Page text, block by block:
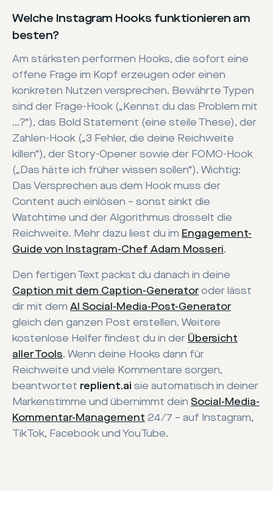
Welche Instagram Hooks funktionieren am
besten?
Am stärksten performen Hooks, die sofort eine
offene Frage im Kopf erzeugen oder einen
konkreten Nutzen versprechen. Bewährte Typen
sind der Frage-Hook („Kennst du das Problem mit
…?“), das Bold Statement (eine steile These), der
Zahlen-Hook („3 Fehler, die deine Reichweite
killen“), der Story-Opener sowie der FOMO-Hook
(„Das hätte ich früher wissen sollen“). Wichtig:
Das Versprechen aus dem Hook muss der
Content auch einlösen – sonst sinkt die
Watchtime und der Algorithmus drosselt die
Reichweite. Mehr dazu liest du im Engagement-
Guide von Instagram-Chef Adam Mosseri.
Den fertigen Text packst du danach in deine
Caption mit dem Caption-Generatoroder lässt
dir mit dem AI Social-Media-Post-Generator
gleich den ganzen Post erstellen. Weitere
kostenlose Helfer findest du in der Übersicht
aller Tools. Wenn deine Hooks dann für
Reichweite und viele Kommentare sorgen,
beantwortet replient.ai sie automatisch in deiner
Markenstimme und übernimmt dein Social-Media-
Kommentar-Management 24/7 – auf Instagram,
TikTok, Facebook und YouTube.